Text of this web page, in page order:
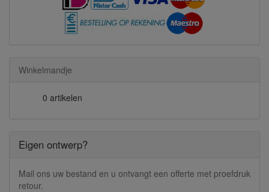
Winkelmandje
0 artikelen
Eigen ontwerp?
Mail ons uw bestand en u ontvangt een offerte met proefdruk
retour.